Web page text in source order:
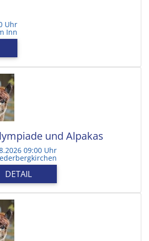
Uhr
Inn
und Alpakas
09:00 Uhr
DETAIL